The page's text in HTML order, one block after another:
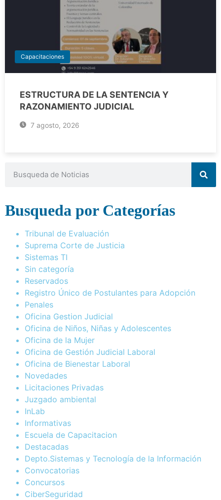
Capacitaciones
ESTRUCTURA DE LA SENTENCIA Y
RAZONAMIENTO JUDICIAL
7 agosto, 2026
Busqueda por Categorías
Tribunal de Evaluación
Suprema Corte de Justicia
Sistemas TI
Sin categoría
Reservados
Registro Único de Postulantes para Adopción
Penales
Oficina Gestion Judicial
Oficina de Niños, Niñas y Adolescentes
Oficina de la Mujer
Oficina de Gestión Judicial Laboral
Oficina de Bienestar Laboral
Novedades
Licitaciones Privadas
Juzgado ambiental
InLab
Informativas
Escuela de Capacitacion
Destacadas
Depto.Sistemas y Tecnología de la Información
Convocatorias
Concursos
CiberSeguridad